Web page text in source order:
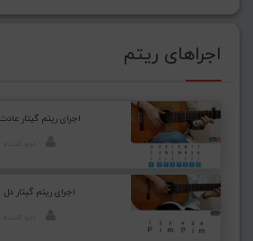
اجراهای ریتم
اجرای ریتم گیتار
اجرای ریتم گیتار دل